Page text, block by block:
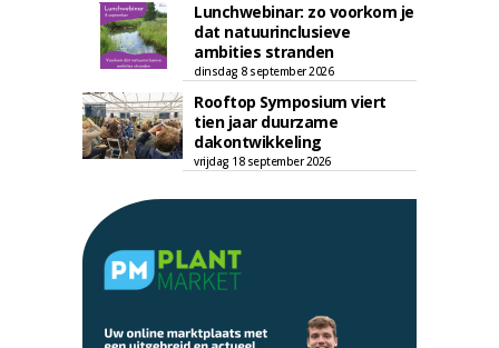
Lunchwebinar: zo voorkom je
dat natuurinclusieve
ambities stranden
dinsdag 8 september 2026
Rooftop Symposium viert
tien jaar duurzame
dakontwikkeling
vrijdag 18 september 2026